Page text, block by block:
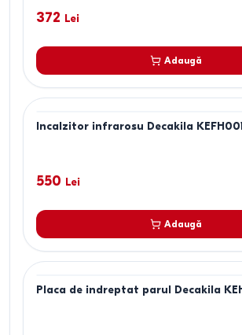
372 Lei
Adaugă
Incalzitor infrarosu Decakila
550 Lei
Adaugă
Placa de indreptat parul Decakila